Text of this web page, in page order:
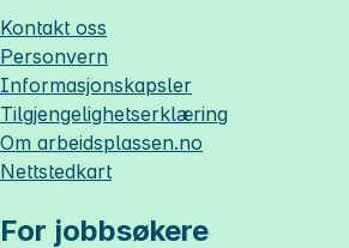
Kontakt oss
Personvern
Informasjonskapsler
Tilgjengelighetserklæring
Om arbeidsplassen.no
Nettstedkart
For jobbsøkere